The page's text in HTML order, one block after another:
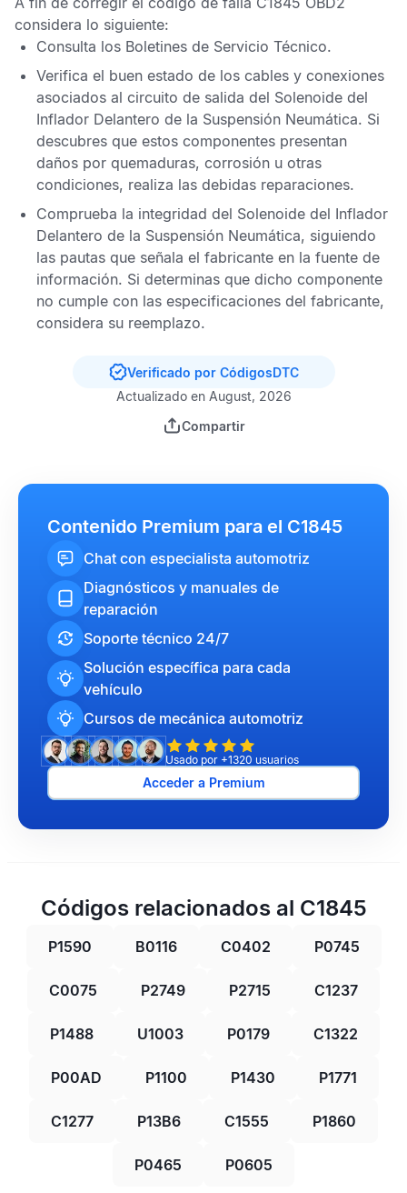
considera lo siguiente:
Consulta los Boletines de Servicio Técnico.
Verifica el buen estado de los cables y conexiones
asociados al circuito de salida del Solenoide del
Inflador Delantero de la Suspensión Neumática. Si
descubres que estos componentes presentan
daños por quemaduras, corrosión u otras
condiciones, realiza las debidas reparaciones.
Comprueba la integridad del Solenoide del Inflador
Delantero de la Suspensión Neumática, siguiendo
las pautas que señala el fabricante en la fuente de
información. Si determinas que dicho componente
no cumple con las especificaciones del fabricante,
considera su reemplazo.
Verificado por CódigosDTC
Actualizado en August, 2026
Compartir
Contenido Premium para el C1845
Chat con especialista automotriz
Diagnósticos y manuales de
reparación
Soporte técnico 24/7
Solución específica para cada
vehículo
Cursos de mecánica automotriz
Usado por +1320 usuarios
Acceder a Premium
Códigos relacionados al C1845
P1590 B0116 C0402 P0745
C0075 P2749 P2715 C1237
P1488 U1003 P0179 C1322
P00AD P1100 P1430 P1771
C1277 P13B6 C1555 P1860
P0465 P0605